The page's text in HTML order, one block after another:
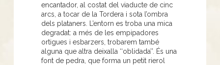
encantador, al costat del viaducte de cinc
arcs, a tocar de la Tordera i sota l’ombra
dels plataners. L’entorn es troba una mica
degradat: a més de les empipadores
ortigues i esbarzers, trobarem també
alguna que altra deixalla ‘‘oblidada’’. És una
font de pedra, que forma un petit rierol